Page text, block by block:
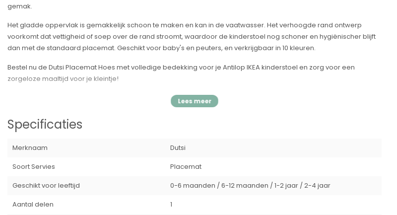
gemak.
Het gladde oppervlak is gemakkelijk schoon te maken en kan in de vaatwasser. Het verhoogde rand ontwerp
voorkomt dat vettigheid of soep over de rand stroomt, waardoor de kinderstoel nog schoner en hygiënischer blijft
dan met de standaard placemat. Geschikt voor baby's en peuters, en verkrijgbaar in 10 kleuren.
Bestel nu de Dutsi Placemat Hoes met volledige bedekking voor je Antilop IKEA kinderstoel en zorg voor een
zorgeloze maaltijd voor je kleintje!
✓Hygiënisch en veilig
Perfecte maat voor de Ikea ANTILOP kinderstoel
✓Handig om mee te nemen
Kleurvast en duurzaam
Verkrijgbaar in diverse kleuren
Volledige bedekking van de kinderstoel
Specificaties
Merknaam
Dutsi
Soort Servies
Placemat
Geschikt voor leeftijd
0-6 maanden / 6-12 maanden / 1-2 jaar / 2-4 jaar
Aantal delen
1